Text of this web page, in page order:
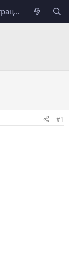
Регистрация
#1